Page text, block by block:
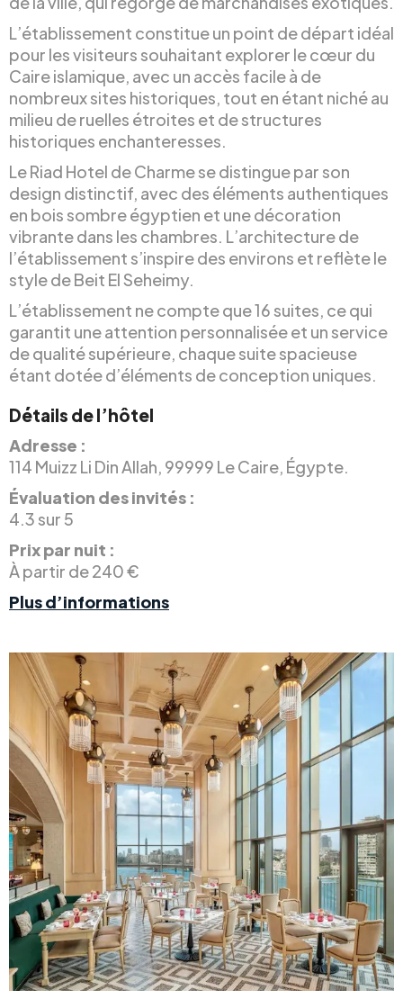
L’établissement constitue un point de départ idéal
pour les visiteurs souhaitant explorer le cœur du
Caire islamique, avec un accès facile à de
nombreux sites historiques, tout en étant niché au
milieu de ruelles étroites et de structures
historiques enchanteresses.
Le Riad Hotel de Charme se distingue par son
design distinctif, avec des éléments authentiques
en bois sombre égyptien et une décoration
vibrante dans les chambres. L’architecture de
l’établissement s’inspire des environs et reflète le
style de Beit El Seheimy.
L’établissement ne compte que 16 suites, ce qui
garantit une attention personnalisée et un service
de qualité supérieure, chaque suite spacieuse
étant dotée d’éléments de conception uniques.
Détails de l’hôtel
Adresse :
114 Muizz Li Din Allah, 99999 Le Caire, Égypte.
Évaluation des invités :
4.3 sur 5
Prix par nuit :
À partir de 240 €
Plus d’informations